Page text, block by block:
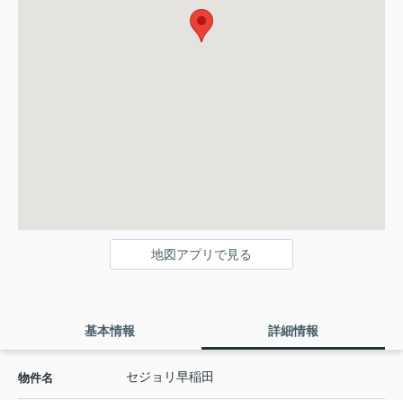
地図アプリで見る
基本情報 詳細情報
物件名 セジョリ早稲田